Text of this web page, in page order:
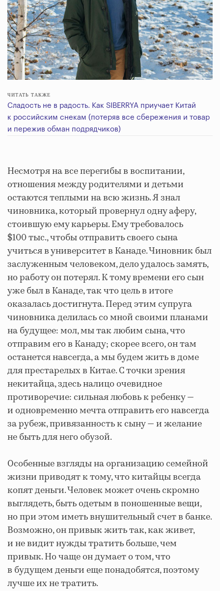
ЧИТАТЬ ТАКЖЕ
Сладость не в радость. Как SIBERRYA приучает Китай
к российским снекам (потеряв все сбережения и товар
и пережив обман подрядчиков)
Несмотря на все перегибы в воспитании,
отношения между родителями и детьми
остаются теплыми на всю жизнь. Я знал
чиновника, который провернул одну аферу,
стоившую ему карьеры. Ему требовалось
$100 тыс., чтобы отправить своего сына
учиться в университет в Канаде. Чиновник был
заслуженным человеком, дело удалось замять,
но работу он потерял. К тому времени его сын
уже был в Канаде, так что цель в итоге
оказалась достигнута. Перед этим супруга
чиновника делилась со мной своими планами
на будущее: мол, мы так любим сына, что
отправим его в Канаду; скорее всего, он там
останется навсегда, а мы будем жить в доме
для престарелых в Китае. С точки зрения
некитайца, здесь налицо очевидное
противоречие: сильная любовь к ребенку —
и одновременно мечта отправить его навсегда
за рубеж, привязанность к сыну — и желание
не быть для него обузой.
Особенные взгляды на организацию семейной
жизни приводят к тому, что китайцы всегда
копят деньги. Человек может очень скромно
выглядеть, быть одетым в поношенные вещи,
но при этом иметь внушительный счет в банке.
Возможно, он привык жить так, как живет,
и не видит нужды тратить больше, чем
привык. Но чаще он думает о том, что
в будущем деньги еще понадобятся, поэтому
лучше их не тратить.